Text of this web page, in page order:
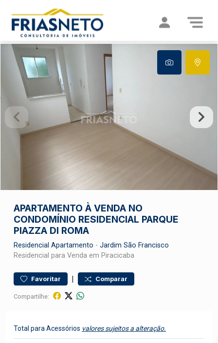
APARTAMENTO À VENDA NO
CONDOMÍNIO RESIDENCIAL PARQUE
PIAZZA DI ROMA
Residencial Apartamento - Jardim São Francisco
Residencial para Venda em Piracicaba
Favoritar | Comparar
Compartilhe:
Total para Acessórios valores sujeitos a alteração.